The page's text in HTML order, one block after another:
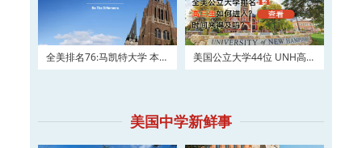
全美排名76:马凯特大学 本科
美国公立大学44位 UNH高三
美国中学新鲜事